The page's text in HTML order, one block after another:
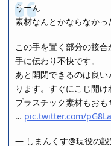
うーん
素材なんとかならなかっ
この手を置く部分の接
手に伝わり不快です。
あと開閉できるのは良
ります。すぐにこじ開け
プラスチック素材もおも
… pic.twitter.com/
— しまんくす@現役の